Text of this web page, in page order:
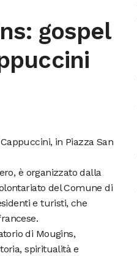
gospel
in Piazza San
è organizzato dalla
del Comune di
e turisti, che
di Mougins,
spiritualità e